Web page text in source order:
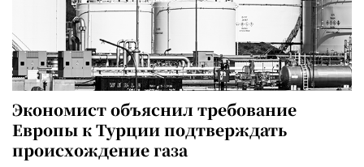
Экономист объяснил требование
Европы к Турции подтверждать
происхождение газа